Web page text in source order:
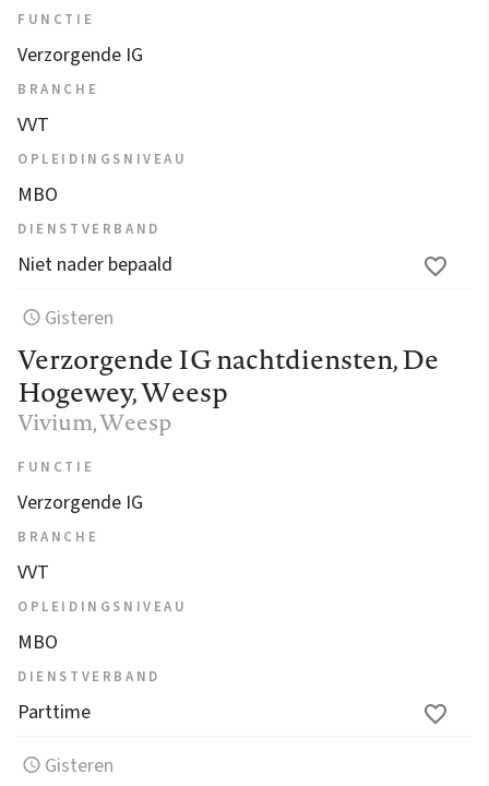
FUNCTIE
Verzorgende IG
BRANCHE
VVT
OPLEIDINGSNIVEAU
MBO
DIENSTVERBAND
Niet nader bepaald
Gisteren
Verzorgende IG nachtdiensten, De
Hogewey, Weesp
Vivium, Weesp
FUNCTIE
Verzorgende IG
BRANCHE
VVT
OPLEIDINGSNIVEAU
MBO
DIENSTVERBAND
Parttime
Gisteren